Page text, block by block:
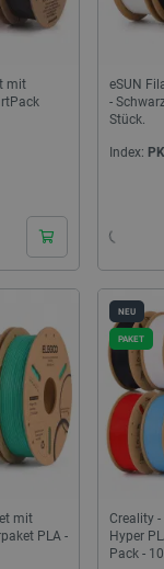
mit
eSUN
-
Stück.
Index:
mit
PLA -
Creality
Hyper
Pack -
NEU
PAKET